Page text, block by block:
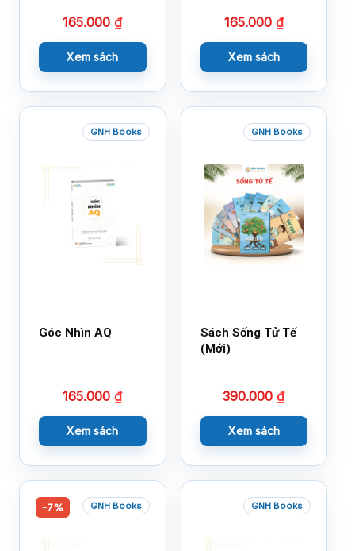
165.000₫
Xem sách
165.000 ₫
Xem sách
GNH Books
Góc Nhìn AQ
165.000₫
Xem sách
GNH Books
Sách Sống Tử Tế
(Mới)
390.000₫
Xem sách
-7% GNH Books GNH Books